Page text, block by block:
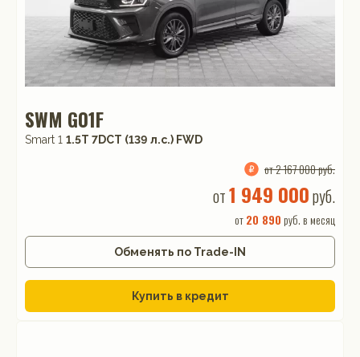
SWM G01F
Smart 1 1.5T 7DCT (139 л.с.) FWD
от 2 167 000 руб.
от1 949 000руб.
от20 890 руб. в месяц
Обменять по Trade-IN
Купить в кредит